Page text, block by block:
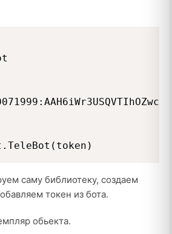
саму библиотеку, создаем
токен из бота.
обьекта.